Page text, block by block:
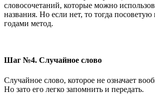
словосочетаний, которые можно
названия. Но если нет, то тогда
годами метод.
Шаг №4. Случайное слово
Случайное слово, которое не означает
Но зато его легко запомнить и передать.